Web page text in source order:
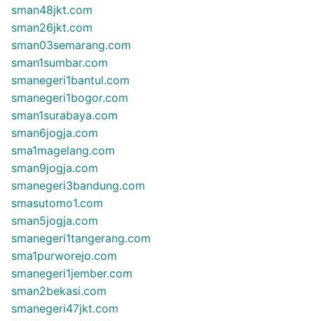
sman48jkt.com
sman26jkt.com
sman03semarang.com
sman1sumbar.com
smanegeri1bantul.com
smanegeri1bogor.com
sman1surabaya.com
sman6jogja.com
sma1magelang.com
sman9jogja.com
smanegeri3bandung.com
smasutomo1.com
sman5jogja.com
smanegeri1tangerang.com
sma1purworejo.com
smanegeri1jember.com
sman2bekasi.com
smanegeri47jkt.com